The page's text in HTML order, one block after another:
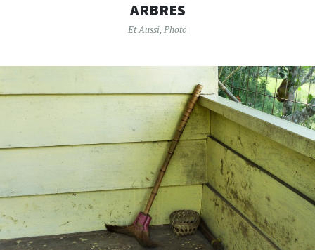
ARBRES
Et Aussi, Photo